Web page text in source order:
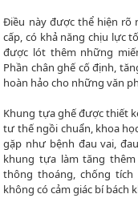
Điều này được thể hiện rõ
cấp, có khả năng chịu lực
được lót thêm những
Phần chân ghế cố định,
hoàn hảo cho những văn
Khung tựa ghế được thiết
tư thế ngồi chuẩn, khoa
gặp như bệnh đau vai,
khung tựa làm tăng
thông thoáng, chống
không có cảm giác bí bách